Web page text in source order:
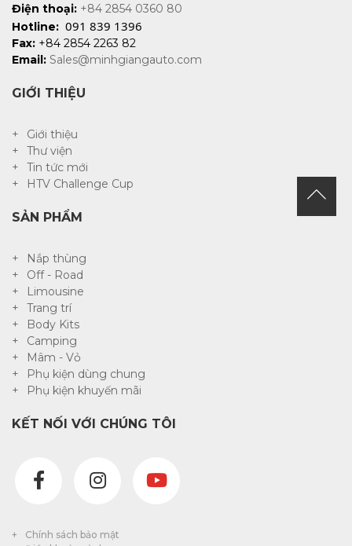
Điện thoại: +84 2854 0360 80
Hotline: 091 839 1396
Fax: +84 2854 2263 82
Email: Sales@minhgiangauto.com
GIỚI THIỆU
Giới thiệu
Thư viện
Tin tức mới
HTV Challenge Cup
SẢN PHẨM
Nắp thùng
Off - Road
Limousine
Trang trí
Body Kits
Camping
Mâm - Vỏ
Phụ kiện dùng chung
Phụ kiện khuyến mãi
KẾT NỐI VỚI CHÚNG TÔI
Chính sách bảo mật